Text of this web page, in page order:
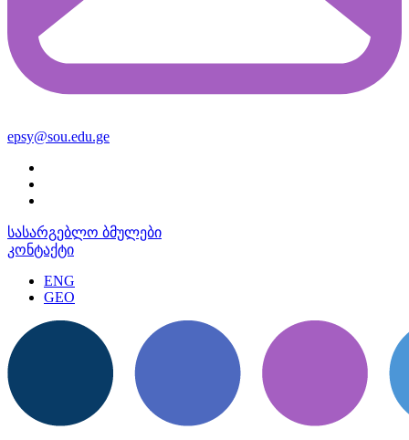
epsy@sou.edu.ge
სასარგებლო ბმულები
კონტაქტი
ENG
GEO